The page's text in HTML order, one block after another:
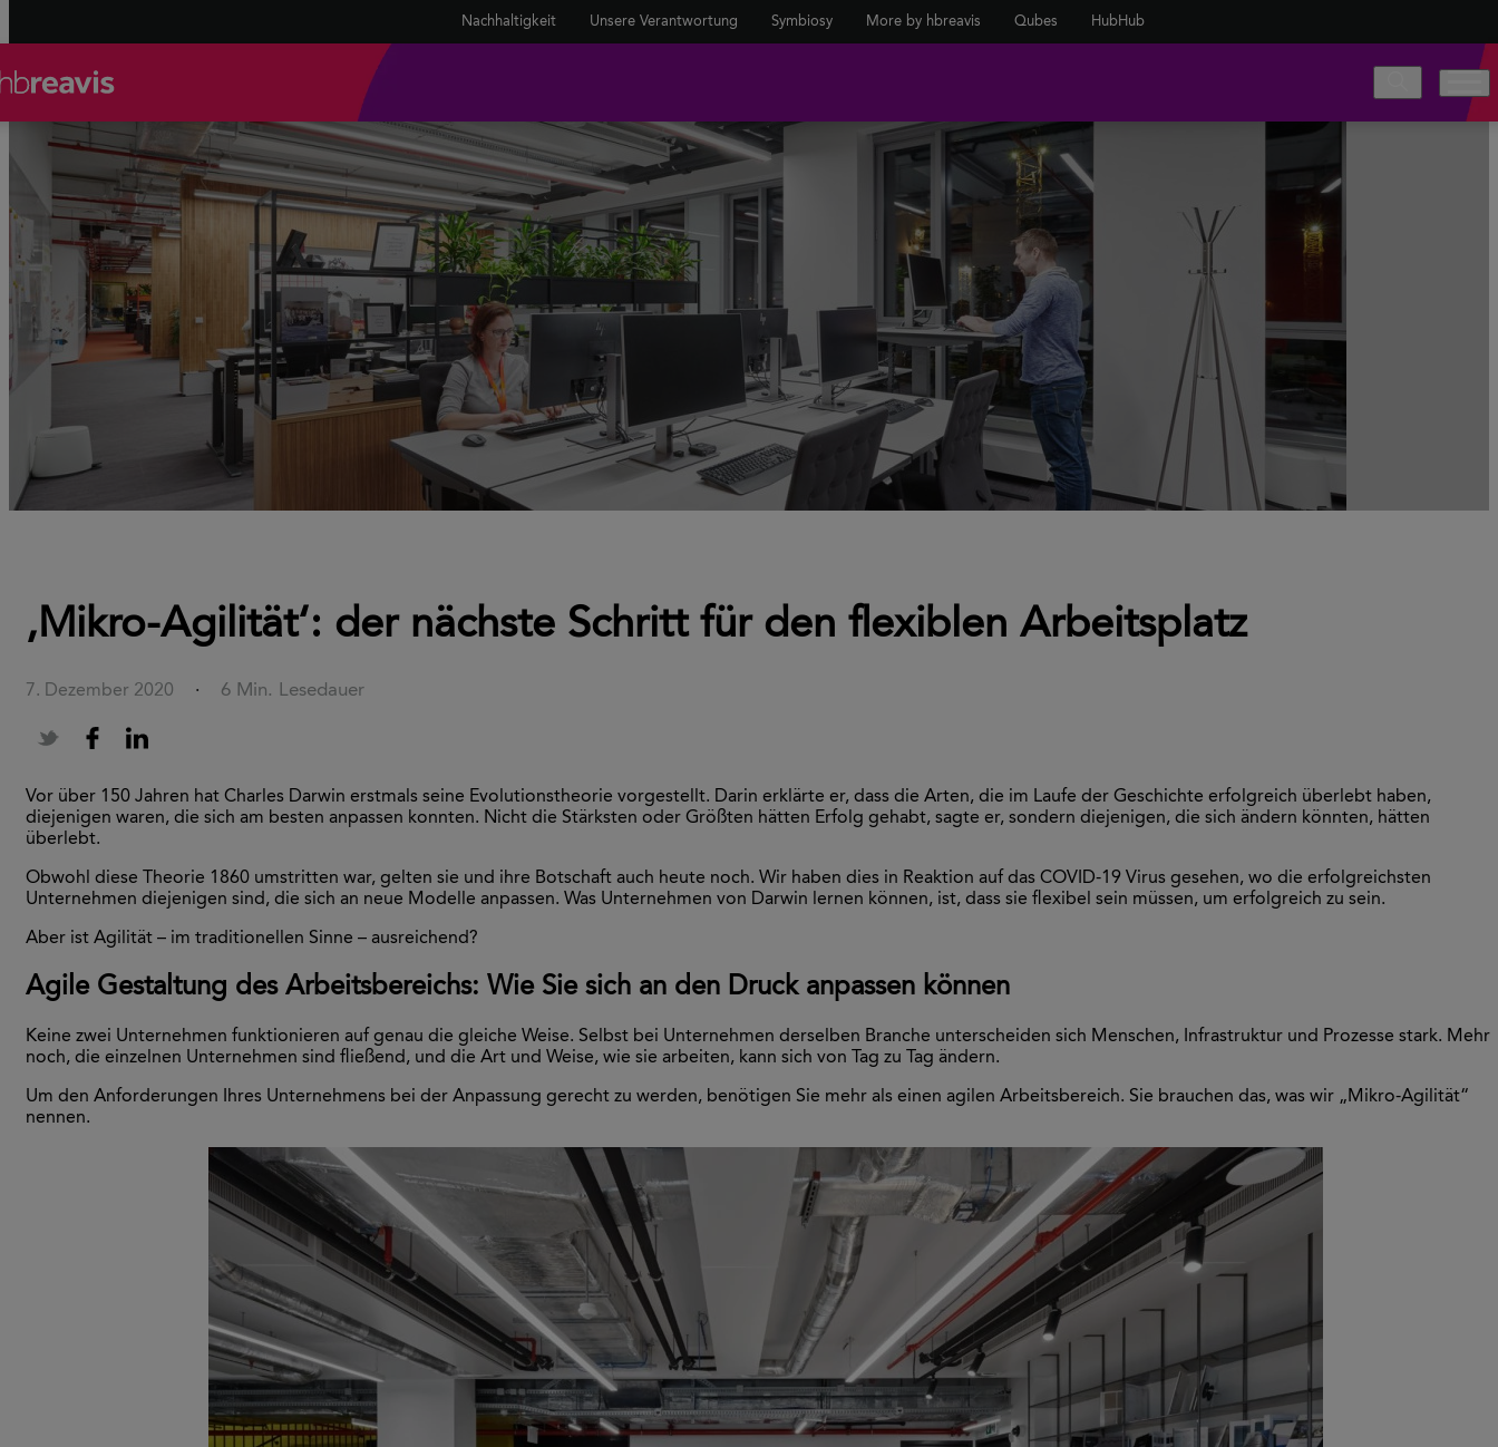
Nachhaltigkeit Unsere Verantwortung Symbiosy More by hbreavis Qubes HubHub
‚Mikro-Agilität‘: der nächste Schritt für den flexiblen Arbeitsplatz
7. Dezember 2020 · 6 Min. Lesedauer
Vor über 150 Jahren hat Charles Darwin erstmals seine Evolutionstheorie vorgestellt. Darin erklärte er, dass die Arten, die im Laufe der Geschichte erfolgreich überlebt haben,
diejenigen waren, die sich am besten anpassen konnten. Nicht die Stärksten oder Größten hätten Erfolg gehabt, sagte er, sondern diejenigen, die sich ändern könnten, hätten
überlebt.
Obwohl diese Theorie 1860 umstritten war, gelten sie und ihre Botschaft auch heute noch. Wir haben dies in Reaktion auf das COVID-19 Virus gesehen, wo die erfolgreichsten
Unternehmen diejenigen sind, die sich an neue Modelle anpassen. Was Unternehmen von Darwin lernen können, ist, dass sie flexibel sein müssen, um erfolgreich zu sein.
Aber ist Agilität – im traditionellen Sinne – ausreichend?
Agile Gestaltung des Arbeitsbereichs: Wie Sie sich an den Druck anpassen können
Keine zwei Unternehmen funktionieren auf genau die gleiche Weise. Selbst bei Unternehmen derselben Branche unterscheiden sich Menschen, Infrastruktur und Prozesse stark. Mehr
noch, die einzelnen Unternehmen sind fließend, und die Art und Weise, wie sie arbeiten, kann sich von Tag zu Tag ändern.
Um den Anforderungen Ihres Unternehmens bei der Anpassung gerecht zu werden, benötigen Sie mehr als einen agilen Arbeitsbereich. Sie brauchen das, was wir „Mikro-Agilität“
nennen.